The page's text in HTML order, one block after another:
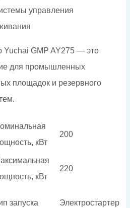
управления
Yuchai GMP AY275 — это
для промышленных
площадок и резервного
кВт
200
кВт
220
запуска Электростартер